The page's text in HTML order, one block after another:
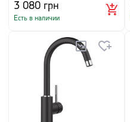
3 080 грн
Есть в наличии